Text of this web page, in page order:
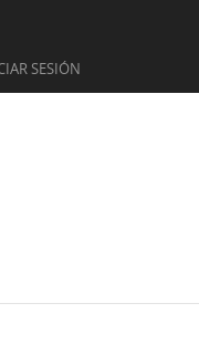
SESIÓN